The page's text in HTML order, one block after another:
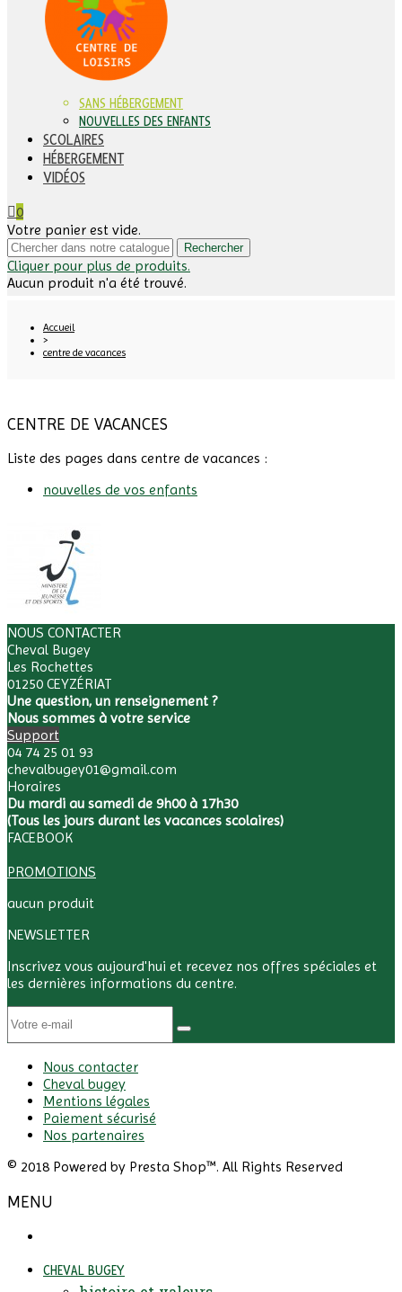
SANS HÉBERGEMENT
NOUVELLES DES ENFANTS
SCOLAIRES
HÉBERGEMENT
VIDÉOS
0
Votre panier est vide.
Rechercher
Cliquer pour plus de produits.
Aucun produit n'a été trouvé.
Accueil
>
centre de vacances
CENTRE DE VACANCES
Liste des pages dans centre de vacances :
nouvelles de vos enfants
NOUS CONTACTER
Cheval Bugey
Les Rochettes
01250 CEYZÉRIAT
Une question, un renseignement ?
Nous sommes à votre service
Support
04 74 25 01 93
chevalbugey01@gmail.com
Horaires
Du mardi au samedi de 9h00 à 17h30
(Tous les jours durant les vacances scolaires)
FACEBOOK
PROMOTIONS
aucun produit
NEWSLETTER
Inscrivez vous aujourd'hui et recevez nos offres spéciales et
les dernières informations du centre.
Nous contacter
Cheval bugey
Mentions légales
Paiement sécurisé
Nos partenaires
© 2018 Powered by Presta Shop™. All Rights Reserved
MENU
CHEVAL BUGEY